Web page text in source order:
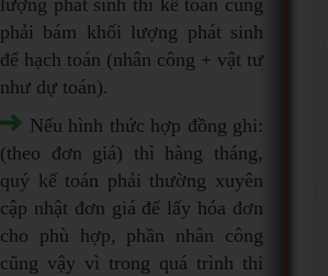
lượng phát sinh thì kế toán cũng
phải bám khối lượng phát sinh
để hạch toán (nhân công + vật tư
như dự toán).
Nếu hình thức hợp đồng ghi:
(theo đơn giá) thì hàng tháng,
quý kế toán phải thường xuyên
cập nhật đơn giá để lấy hóa đơn
cho phù hợp, phần nhân công
cũng vậy vì trong quá trình thi